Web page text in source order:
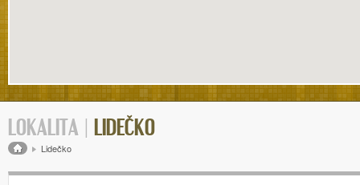
LOKALITA | LIDEČKO
Drobečková navigace
Lidečko